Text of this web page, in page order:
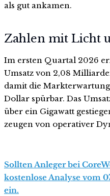
als gut ankamen.
Zahlen mit Licht
Im ersten Quartal 2026
Umsatz von 2,08
damit die
Dollar spürbar. Das
über ein Gigawatt
zeugen von operativer
Sollten Anleger bei
kostenlose Analyse vom
ein.